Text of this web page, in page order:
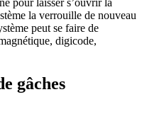
pour laisser s’ouvrir la
la verrouille de nouveau
peut se faire de
digicode,
gâches